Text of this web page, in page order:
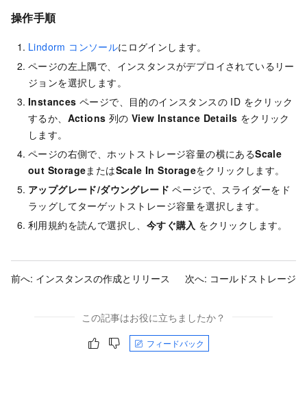
操作手順
Lindorm コンソールにログインします。
ページの左上隅で、インスタンスがデプロイされているリー
ジョンを選択します。
Instances ページで、目的のインスタンスの ID をクリック
するか、 Actions 列のView Instance Details をクリック
します。
ページの右側で、ホットストレージ容量の横にあるScale
out StorageまたはScale In Storageをクリックします。
アップグレード/ダウングレード ページで、スライダーをド
ラッグしてターゲットストレージ容量を選択します。
利用規約を読んで選択し、 今すぐ購入 をクリックします。
前へ: インスタンスの作成とリリース 次へ: コールドストレージ
この記事はお役に立ちましたか？
フィードバック